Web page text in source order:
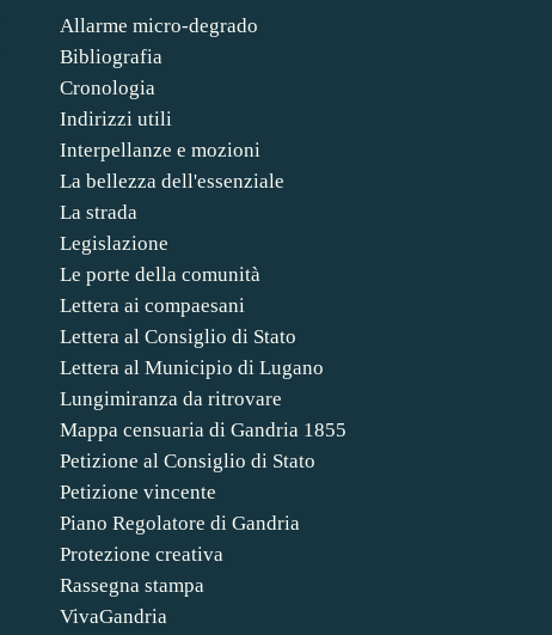
Allarme micro-degrado
Bibliografia
Cronologia
Indirizzi utili
Interpellanze e mozioni
La bellezza dell'essenziale
La strada
Legislazione
Le porte della comunità
Lettera ai compaesani
Lettera al Consiglio di Stato
Lettera al Municipio di Lugano
Lungimiranza da ritrovare
Mappa censuaria di Gandria 1855
Petizione al Consiglio di Stato
Petizione vincente
Piano Regolatore di Gandria
Protezione creativa
Rassegna stampa
VivaGandria